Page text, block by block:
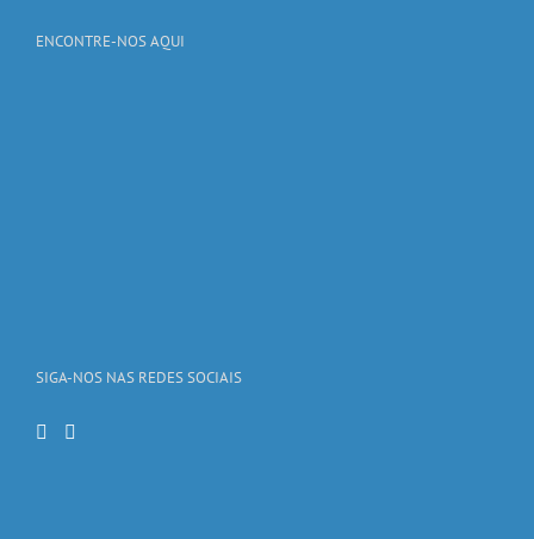
ENCONTRE-NOS AQUI
SIGA-NOS NAS REDES SOCIAIS